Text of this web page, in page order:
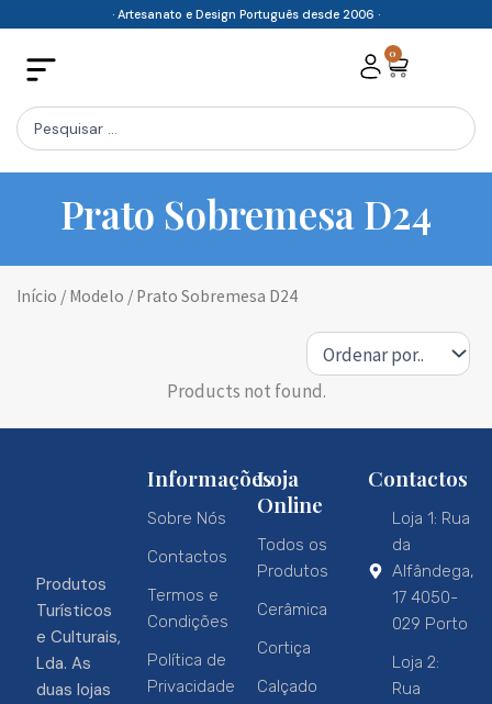
content
· Artesanato e Design Português desde 2006 ·
0
Cart
Search
...
Prato Sobremesa D24
Início / Modelo / Prato Sobremesa D24
Products not found.
Produtos
Turísticos
e Culturais,
Lda. As
duas lojas
Informações
Sobre Nós
Contactos
Termos e
Condições
Política de
Privacidade
Loja
Online
Todos os
Produtos
Cerâmica
Cortiça
Calçado
Contactos
Loja 1: Rua
da
Alfândega,
17 4050-
029 Porto
Loja 2:
Rua